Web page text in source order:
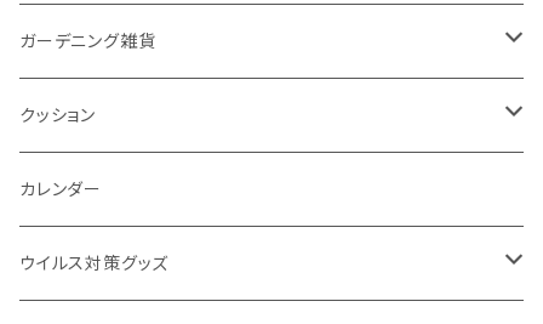
カスタムデザイン
付箋
トレイ
パットカバー、ブックカバー
IDケース、パスケース、コインケース
付属ライト
ランタン
非常食
モバイルリング
アクセサリー・スマホケース
タッチペン
USBケーブル・ハブ
ケース付きミラー
手持ちミラー
ビューティー雑貨
フォトフレーム、スタンド
キーホルダー
時計
ブランケット
ネックウォーマー
マフラー・ストール
ガーデニング雑貨
F.O.B COOP
クッション
折りたたみクッション
カレンダー
ウイルス対策グッズ